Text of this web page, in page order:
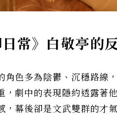
日常》白敬亭的
角色多為陰鬱、沉穩路線
，劇中的表現隱約透露著
，幕後卻是文武雙群的才